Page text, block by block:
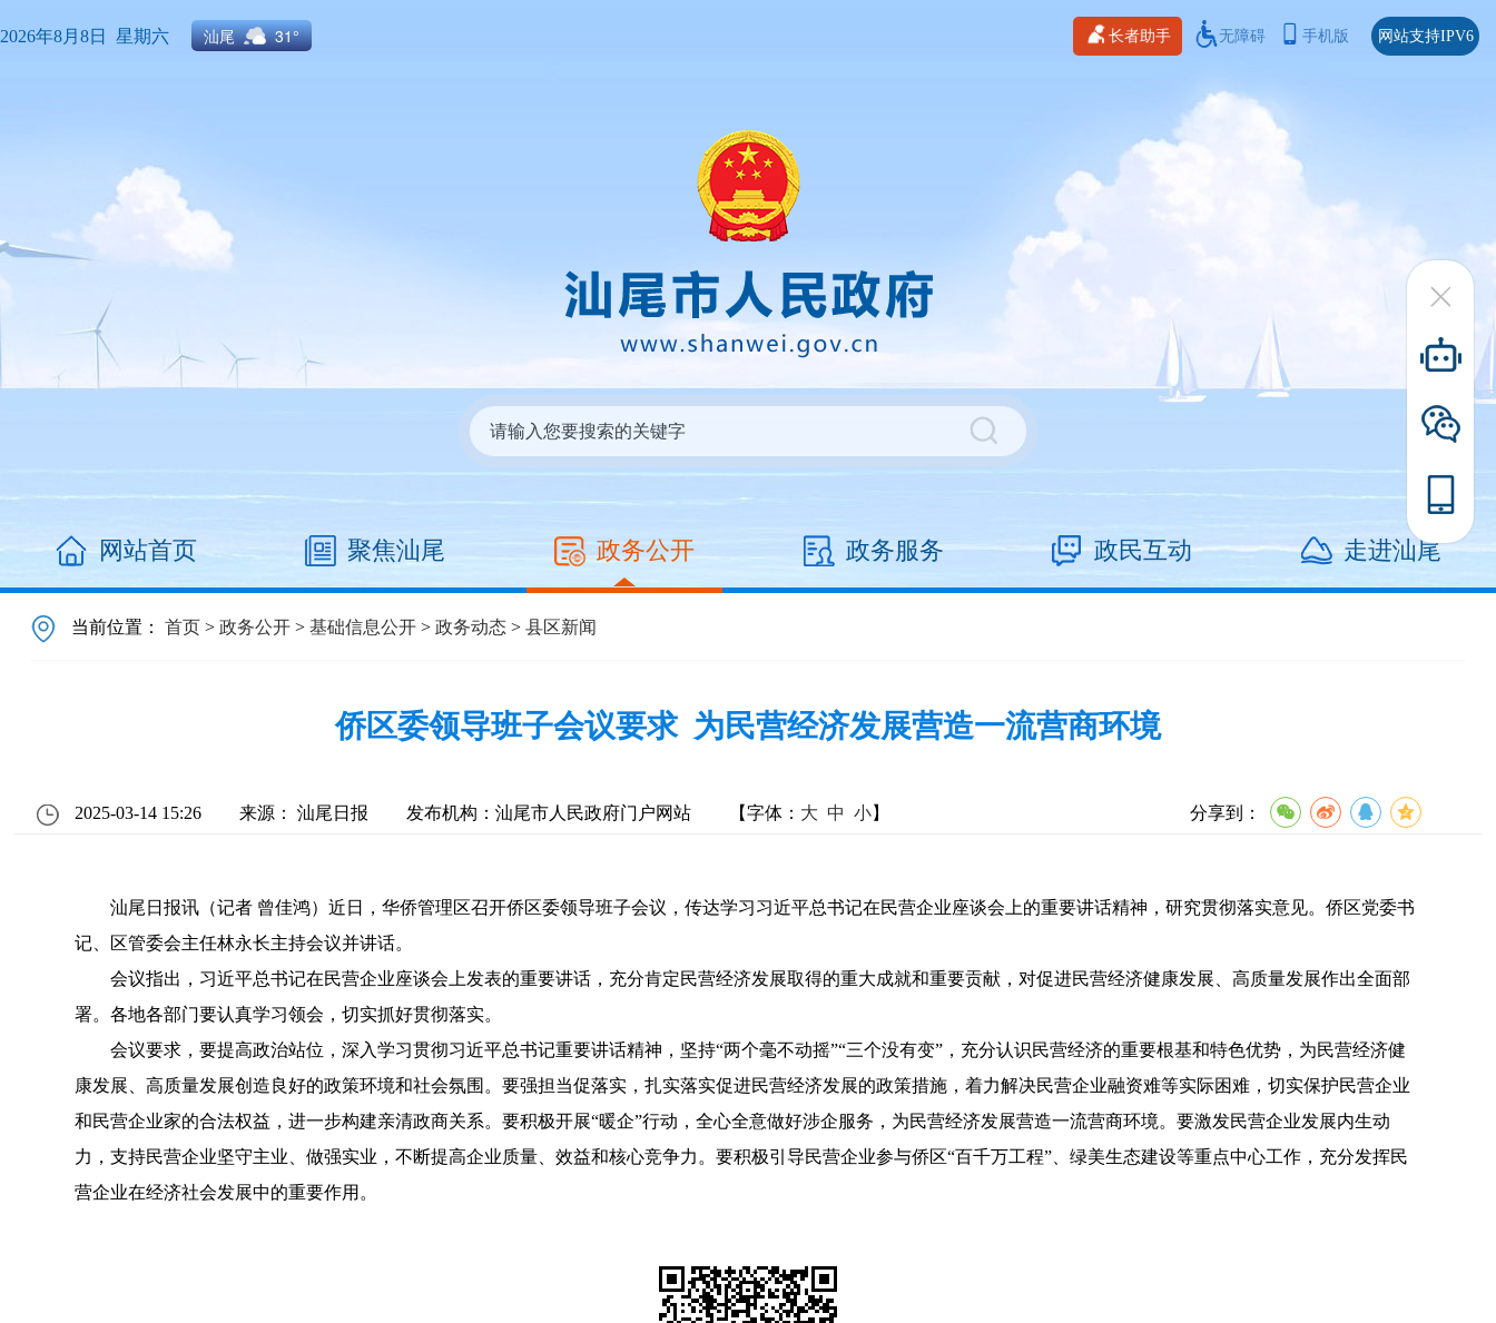
2026年8月8日 星期六 汕尾 31° 长者助手 无障碍 手机版 网站支持IPV6
网站首页 聚焦汕尾 政务公开 政务服务 政民互动 走进汕尾
当前位置：首页 >政务公开 >基础信息公开 >政务动态 >县区新闻
侨区委领导班子会议要求 为民营经济发展营造一流营商环境
2025-03-14 15:26 来源： 汕尾日报 发布机构：汕尾市人民政府门户网站 【字体： 大 中 小】 分享到：
汕尾日报讯（记者 曾佳鸿）近日，华侨管理区召开侨区委领导班子会议，传达学习习近平总书记在民营企业座谈会上的重要讲话精神，研究贯彻落实意见。侨区党委书
记、区管委会主任林永长主持会议并讲话。
会议指出，习近平总书记在民营企业座谈会上发表的重要讲话，充分肯定民营经济发展取得的重大成就和重要贡献，对促进民营经济健康发展、高质量发展作出全面部
署。各地各部门要认真学习领会，切实抓好贯彻落实。
会议要求，要提高政治站位，深入学习贯彻习近平总书记重要讲话精神，坚持“两个毫不动摇”“三个没有变”，充分认识民营经济的重要根基和特色优势，为民营经济健
康发展、高质量发展创造良好的政策环境和社会氛围。要强担当促落实，扎实落实促进民营经济发展的政策措施，着力解决民营企业融资难等实际困难，切实保护民营企业
和民营企业家的合法权益，进一步构建亲清政商关系。要积极开展“暖企”行动，全心全意做好涉企服务，为民营经济发展营造一流营商环境。要激发民营企业发展内生动
力，支持民营企业坚守主业、做强实业，不断提高企业质量、效益和核心竞争力。要积极引导民营企业参与侨区“百千万工程”、绿美生态建设等重点中心工作，充分发挥民
营企业在经济社会发展中的重要作用。